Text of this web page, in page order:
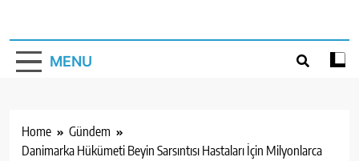
MENU
Home
Gündem
Danimarka Hükümeti Beyin Sarsıntısı Hastaları İçin Milyonlarca